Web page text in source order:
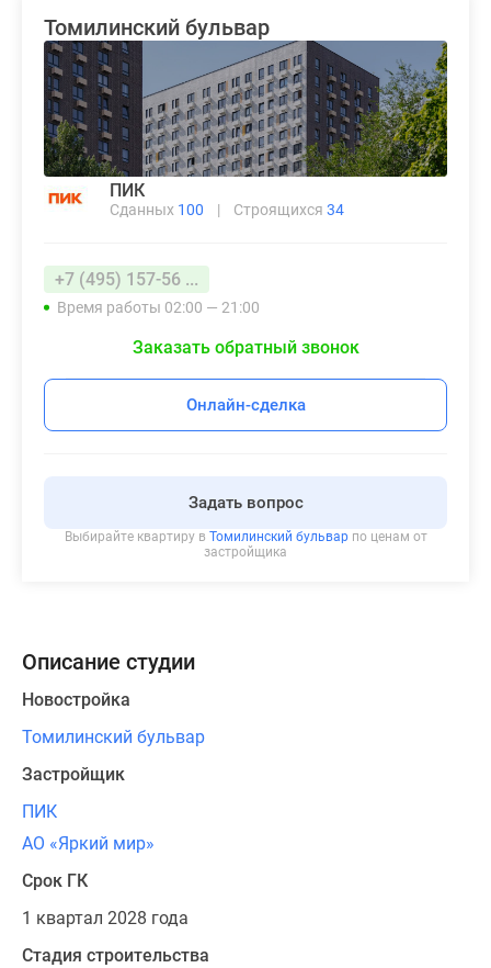
Томилинский бульвар
ПИК
Сданных 100 | Строящихся 34
+7 (495) 157-56 ...
Время работы 02:00 — 21:00
Заказать обратный звонок
Онлайн-сделка
Задать вопрос
Выбирайте квартиру в Томилинский бульварпо ценам от
застройщика
Описание студии
Новостройка
Томилинский бульвар
Застройщик
ПИК
АО «Яркий мир»
Срок ГК
1 квартал 2028 года
Стадия строительства